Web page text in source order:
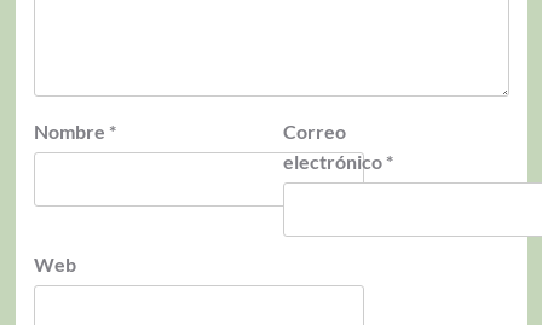
Nombre *
Correo
electrónico *
Web